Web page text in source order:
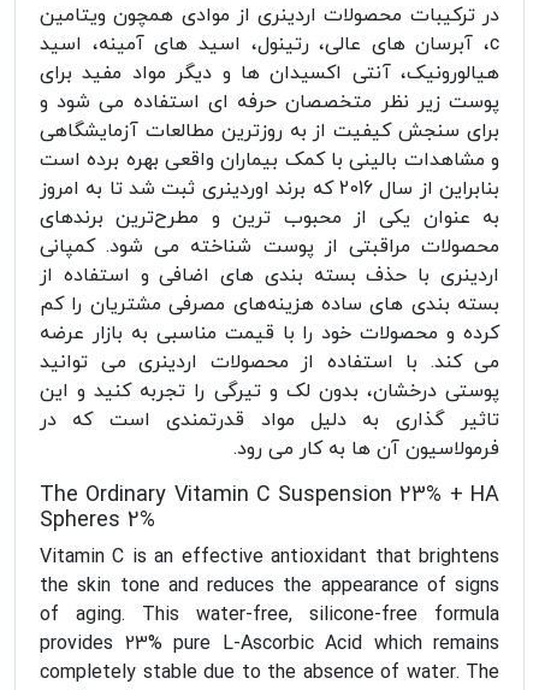
در ترکیبات محصولات اردینری از موادی همچون ویتامین
c، آبرسان های عالی، رتینول، اسید های آمینه، اسید
هیالورونیک، آنتی اکسیدان ها و دیگر مواد مفید برای
پوست زیر نظر متخصصان حرفه ای استفاده می شود و
برای سنجش کیفیت از به روزترین مطالعات آزمایشگاهی
و مشاهدات بالینی با کمک بیماران واقعی بهره برده است
بنابراین از سال 2016 که برند اوردینری ثبت شد تا به امروز
به عنوان یکی از محبوب ترین و مطرح‌ترین برندهای
محصولات مراقبتی از پوست شناخته می شود. کمپانی
اردینری با حذف بسته بندی های اضافی و استفاده از
بسته بندی های ساده هزینه‌های مصرفی مشتریان را کم
کرده و محصولات خود را با قیمت مناسبی به بازار عرضه
می کند. با استفاده از محصولات اردینری می توانید
پوستی درخشان، بدون لک و تیرگی را تجربه کنید و این
تاثیر گذاری به دلیل مواد قدرتمندی است که در
فرمولاسیون آن ها به کار می رود.
The Ordinary Vitamin C Suspension 23% + HA
Spheres 2%
Vitamin C is an effective antioxidant that brightens
the skin tone and reduces the appearance of signs
of aging. This water-free, silicone-free formula
provides 23% pure L-Ascorbic Acid which remains
completely stable due to the absence of water. The